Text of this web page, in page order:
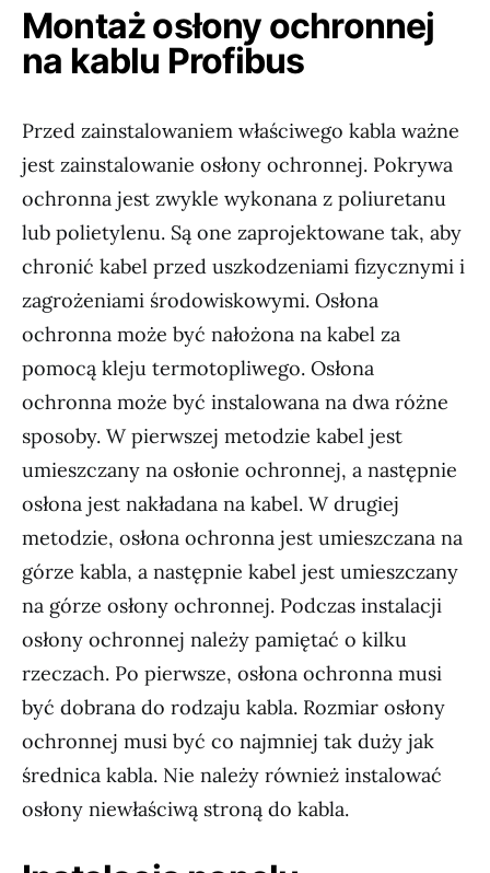
Montaż osłony ochronnej
na kablu Profibus
Przed zainstalowaniem właściwego kabla ważne
jest zainstalowanie osłony ochronnej. Pokrywa
ochronna jest zwykle wykonana z poliuretanu
lub polietylenu. Są one zaprojektowane tak, aby
chronić kabel przed uszkodzeniami fizycznymi i
zagrożeniami środowiskowymi. Osłona
ochronna może być nałożona na kabel za
pomocą kleju termotopliwego. Osłona
ochronna może być instalowana na dwa różne
sposoby. W pierwszej metodzie kabel jest
umieszczany na osłonie ochronnej, a następnie
osłona jest nakładana na kabel. W drugiej
metodzie, osłona ochronna jest umieszczana na
górze kabla, a następnie kabel jest umieszczany
na górze osłony ochronnej. Podczas instalacji
osłony ochronnej należy pamiętać o kilku
rzeczach. Po pierwsze, osłona ochronna musi
być dobrana do rodzaju kabla. Rozmiar osłony
ochronnej musi być co najmniej tak duży jak
średnica kabla. Nie należy również instalować
osłony niewłaściwą stroną do kabla.